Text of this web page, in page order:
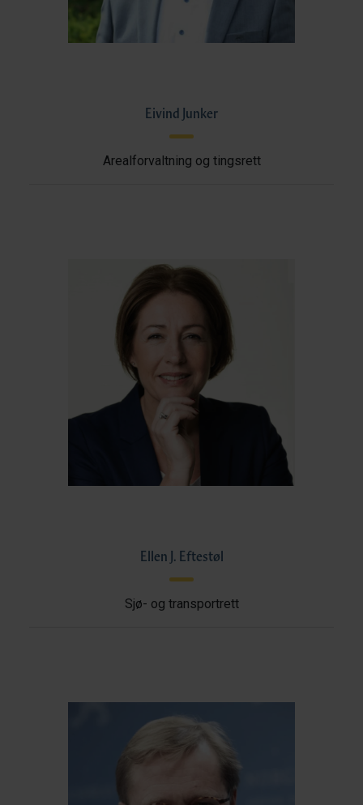
Eivind Junker
Arealforvaltning og tingsrett
Ellen J. Eftestøl
Sjø- og transportrett